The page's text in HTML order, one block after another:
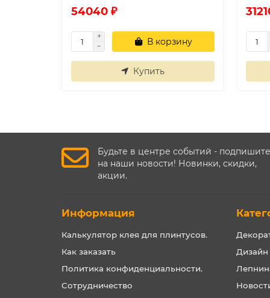
54040 ₽
В корзину
Купить
Будьте в центре событий -
на наши новости! Новинки, скидки,
акции.
Информация
Калькулятор клея для плинтусов.
Как заказать
Политика конфиденциальности.
Сотрудничество
Дизайн